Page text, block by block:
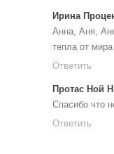
Ирина
Анна, Аня,
тепла от
Ответить
Протас Ной
Спасибо что
Ответить